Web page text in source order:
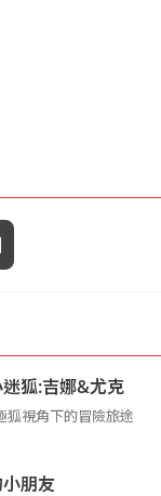
狐:吉娜&尤克
狐視角下的冒險旅途
朋友